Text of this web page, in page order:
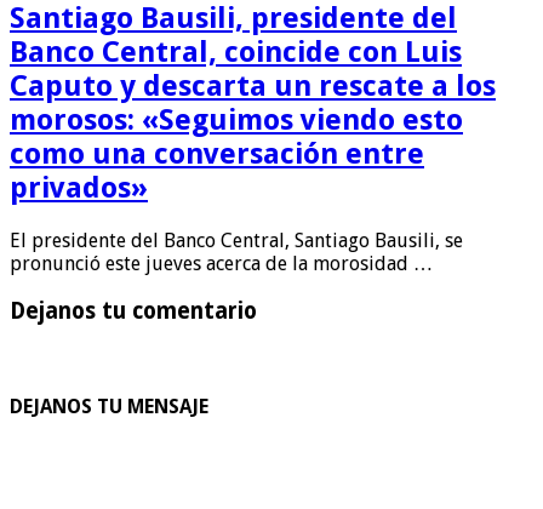
Santiago Bausili, presidente del
Banco Central, coincide con Luis
Caputo y descarta un rescate a los
morosos: «Seguimos viendo esto
como una conversación entre
privados»
El presidente del Banco Central, Santiago Bausili, se
pronunció este jueves acerca de la morosidad …
Dejanos tu comentario
DEJANOS TU MENSAJE